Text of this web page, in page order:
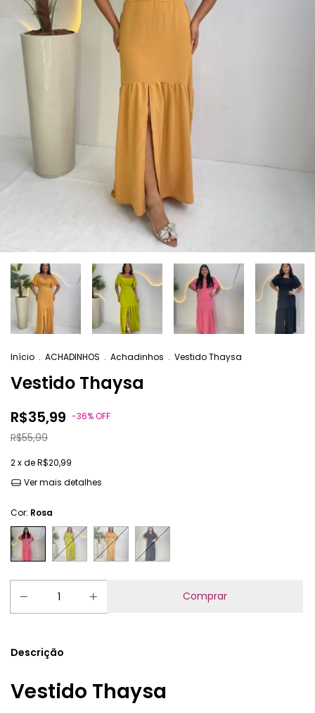
Início . ACHADINHOS . Achadinhos . Vestido Thaysa
Vestido Thaysa
R$35,99 -36%OFF
R$55,99
2x deR$20,99
Ver mais detalhes
Cor: Rosa
Descrição
Vestido Thaysa